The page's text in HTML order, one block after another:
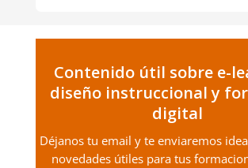
Contenido útil sobre e-
diseño instruccional y
digital
Déjanos tu email y te enviaremos
novedades útiles para tus